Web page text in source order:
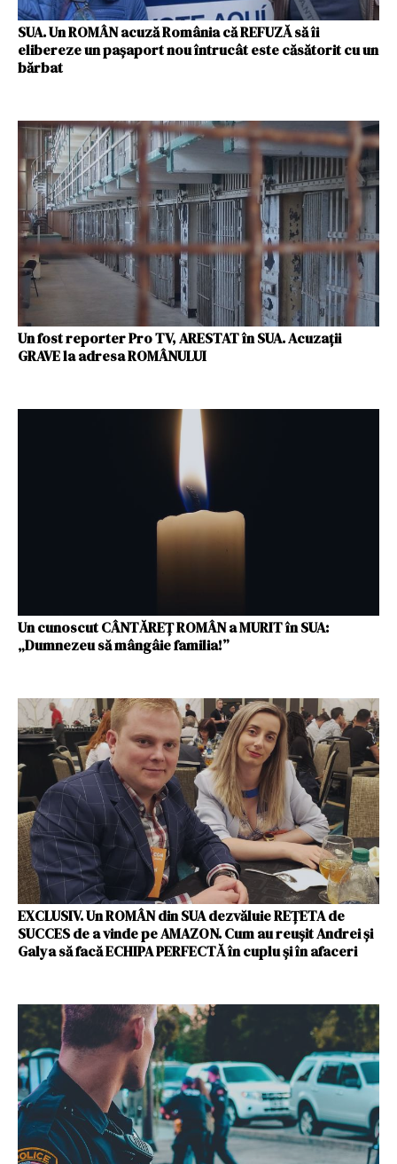
SUA. Un ROMÂN acuză România că REFUZĂ să îi
elibereze un paşaport nou întrucât este căsătorit cu un
bărbat
Un fost reporter Pro TV, ARESTAT în SUA. Acuzații
GRAVE la adresa ROMÂNULUI
Un cunoscut CÂNTĂREȚ ROMÂN a MURIT în SUA:
„Dumnezeu să mângâie familia!”
EXCLUSIV. Un ROMÂN din SUA dezvăluie REȚETA de
SUCCES de a vinde pe AMAZON. Cum au reușit Andrei și
Galya să facă ECHIPA PERFECTĂ în cuplu și în afaceri